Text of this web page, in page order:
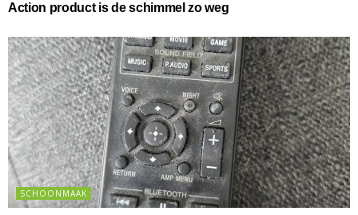
Action product is de schimmel zo weg
SCHOONMAAK